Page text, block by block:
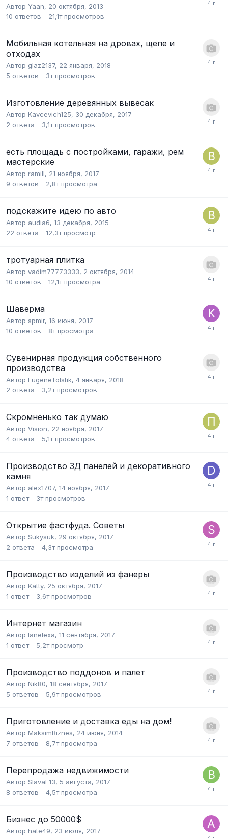
Автор Yaan, 20 октября, 2013
10 ответов 21,1т просмотров
Мобильная котельная на дровах, щепе и
отходах
Автор glaz2137, 22 января, 2018
5 ответов 3т просмотров
Изготовление деревянных вывесак
Автор Kavcevich125, 30 декабря, 2017
2 ответа 3,1т просмотров
есть площадь с постройками, гаражи, рем
мастерские
Автор ramill, 21 ноября, 2017
9 ответов 2,8т просмотра
подскажите идею по авто
Автор audia6, 13 декабря, 2015
22 ответа 12,3т просмотр
тротуарная плитка
Автор vadim77773333, 2 октября, 2014
10 ответов 12,1т просмотра
Шаверма
Автор spmir, 16 июня, 2017
10 ответов 8т просмотра
Сувенирная продукция собственного
производства
Автор EugeneTolstik, 4 января, 2018
2 ответа 3,2т просмотров
Скромненько так думаю
Автор Vision, 22 ноября, 2017
4 ответа 5,1т просмотров
Производство 3Д панелей и декоративного
камня
Автор alex1707, 14 ноября, 2017
1 ответ 3т просмотров
Открытие фастфуда. Советы
Автор Sukysuk, 29 октября, 2017
2 ответа 4,3т просмотра
Производство изделий из фанеры
Автор Katty, 25 октября, 2017
1 ответ 3,6т просмотров
Интернет магазин
Автор lanelexa, 11 сентября, 2017
1 ответ 5,2т просмотр
Производство поддонов и палет
Автор Nik80, 18 сентября, 2017
5 ответов 5,9т просмотров
Приготовление и доставка еды на дом!
Автор MaksimBiznes, 24 июня, 2014
7 ответов 8,7т просмотра
Перепродажа недвижимости
Автор SlavaF13, 5 августа, 2017
8 ответов 4,5т просмотра
Бизнес до 50000$
Автор hate49, 23 июля, 2017